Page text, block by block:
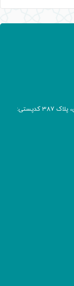
آدرس: پسـتی تهران، خیابان طالقانی، میدان فلسطین، پلاک 387 کدپستی: